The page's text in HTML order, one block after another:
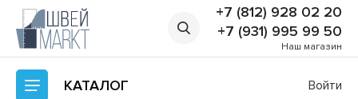
+7 (812) 928 02 20
+7 (931) 995 99 50
Наш магазин
КАТАЛОГ Войти